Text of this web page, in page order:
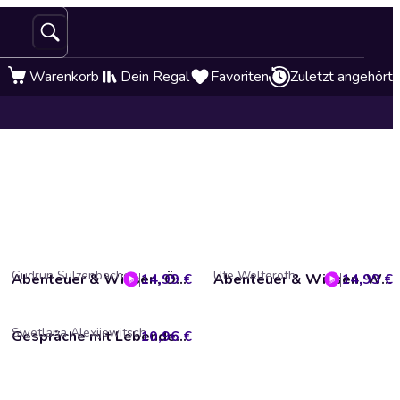
Warenkorb Dein Regal Favoriten Zuletzt angehört
Abenteuer & Wissen, Ötzi - Der Sensationsfund
Gudrun Sulzenbacher 14,99 € Abenteuer & Wissen, Walt Disney - Zeichner unserer Träume
Ute Welteroth 14,99 €
Gespräche mit Lebenden und Toten
Swetlana Alexijewitsch10,96 €